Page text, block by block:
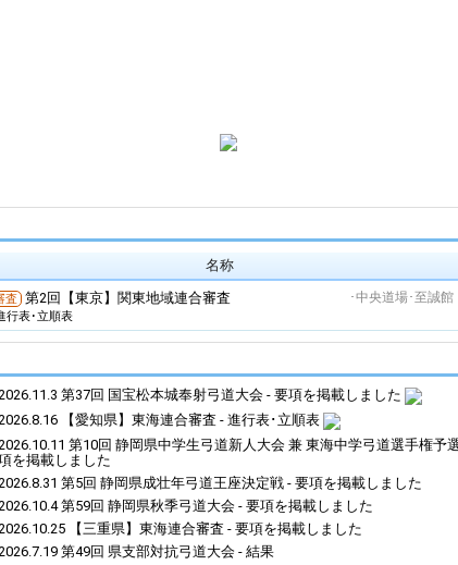
名称
査 第2回【東京】関東地域連合審査 ･中央道場･至誠館
行表･立順表
第37回 国宝松本城奉射弓道大会 - 要項を掲載しました
【愛知県】東海連合審査 - 進行表･立順表
第10回 静岡県中学生弓道新人大会 兼 東海中学弓道選手権予
を掲載しました
第5回 静岡県成壮年弓道王座決定戦 - 要項を掲載しました
第59回 静岡県秋季弓道大会 - 要項を掲載しました
【三重県】東海連合審査 - 要項を掲載しました
第49回 県支部対抗弓道大会 - 結果